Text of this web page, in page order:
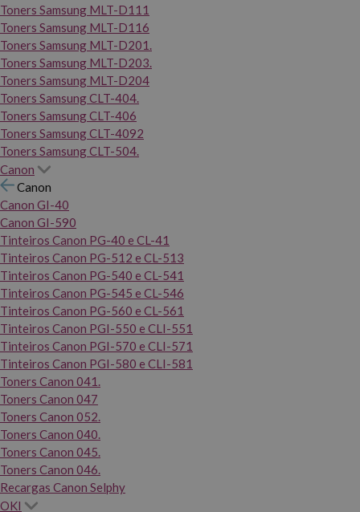
Toners Samsung MLT-D111
Toners Samsung MLT-D116
Toners Samsung MLT-D201.
Toners Samsung MLT-D203.
Toners Samsung MLT-D204
Toners Samsung CLT-404.
Toners Samsung CLT-406
Toners Samsung CLT-4092
Toners Samsung CLT-504.
Canon
Canon
Canon GI-40
Canon GI-590
Tinteiros Canon PG-40 e CL-41
Tinteiros Canon PG-512 e CL-513
Tinteiros Canon PG-540 e CL-541
Tinteiros Canon PG-545 e CL-546
Tinteiros Canon PG-560 e CL-561
Tinteiros Canon PGI-550 e CLI-551
Tinteiros Canon PGI-570 e CLI-571
Tinteiros Canon PGI-580 e CLI-581
Toners Canon 041.
Toners Canon 047
Toners Canon 052.
Toners Canon 040.
Toners Canon 045.
Toners Canon 046.
Recargas Canon Selphy
OKI